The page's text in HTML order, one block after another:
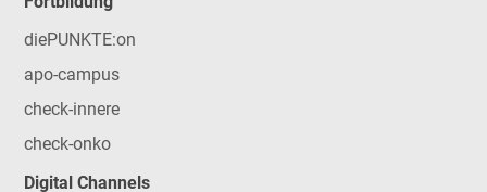
diePUNKTE:on
apo-campus
check-innere
check-onko
Digital Channels